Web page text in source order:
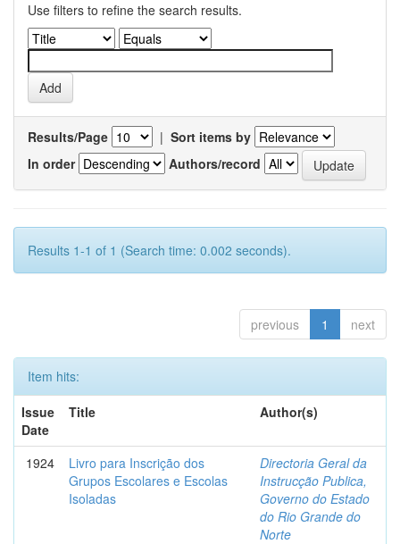
Use filters to refine the search results.
Results/Page | Sort items by
In order
Authors/record
Results 1-1 of 1 (Search time: 0.002 seconds).
previous 1 next
Item hits:
Issue
Date
Title Author(s)
1924
Livro para Inscrição dos
Grupos Escolares e Escolas
Isoladas
Directoria Geral da
Instrucção Publica,
Governo do Estado
do Rio Grande do
Norte